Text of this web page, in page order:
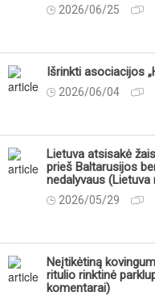
2026/06/25
Išrinkti asociacijos
2026/06/04
Lietuva atsisakė
prieš Baltarusijos
nedalyvaus
2026/05/29
Neįtikėtiną
ritulio rinktinė
komentarai)